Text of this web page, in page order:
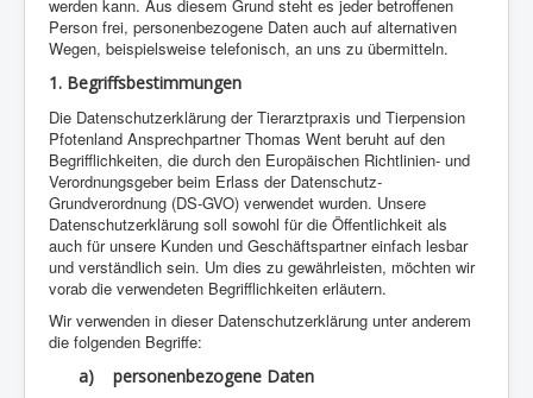
werden kann. Aus diesem Grund steht es jeder betroffenen
Person frei, personenbezogene Daten auch auf alternativen
Wegen, beispielsweise telefonisch, an uns zu übermitteln.
1. Begriffsbestimmungen
Die Datenschutzerklärung der Tierarztpraxis und Tierpension
Pfotenland Ansprechpartner Thomas Went beruht auf den
Begrifflichkeiten, die durch den Europäischen Richtlinien- und
Verordnungsgeber beim Erlass der Datenschutz-
Grundverordnung (DS-GVO) verwendet wurden. Unsere
Datenschutzerklärung soll sowohl für die Öffentlichkeit als
auch für unsere Kunden und Geschäftspartner einfach lesbar
und verständlich sein. Um dies zu gewährleisten, möchten wir
vorab die verwendeten Begrifflichkeiten erläutern.
Wir verwenden in dieser Datenschutzerklärung unter anderem
die folgenden Begriffe:
a) personenbezogene Daten